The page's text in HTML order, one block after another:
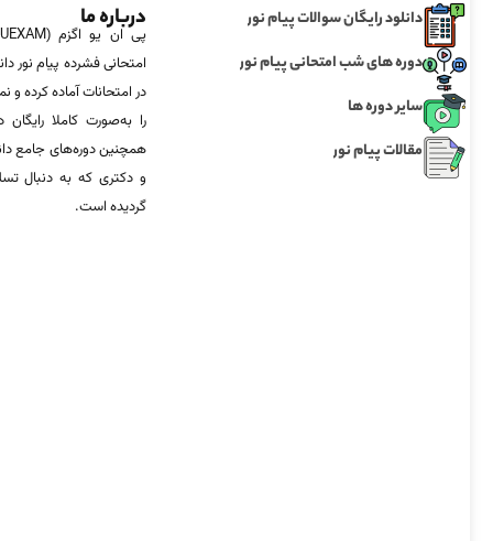
دانلود رایگان سوالات پیام نور
دوره های شب امتحانی پیام نور
سایر دوره ها
مقالات پیام نور
درباره ما
امتحانی فشرده پیام نور
در امتحانات آماده‌ کرده
را به‌صورت کاملا
همچنین دوره‌های جامع
و دکتری که به دنبال
گردیده است.